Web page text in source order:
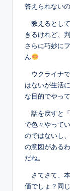
答えられないの
教えるとし
きるけれど、
さらに巧妙に
ん
ウクライナ
はないが生活
な目的でやっ
話を戻すと
で色々やって
のではないし
の意図がある
だね。
さてさて、
価でしょ？同